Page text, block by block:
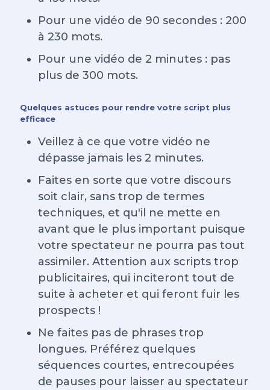
Pour une vidéo de 90 secondes : 200
à 230 mots.
Pour une vidéo de 2 minutes : pas
plus de 300 mots.
Quelques astuces pour rendre votre script plus
efficace
Veillez à ce que votre vidéo ne
dépasse jamais les 2 minutes.
Faites en sorte que votre discours
soit clair, sans trop de termes
techniques, et qu'il ne mette en
avant que le plus important puisque
votre spectateur ne pourra pas tout
assimiler. Attention aux scripts trop
publicitaires, qui inciteront tout de
suite à acheter et qui feront fuir les
prospects !
Ne faites pas de phrases trop
longues. Préférez quelques
séquences courtes, entrecoupées
de pauses pour laisser au spectateur